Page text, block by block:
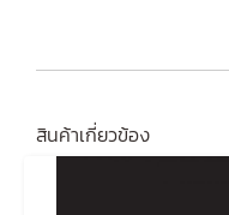
สินค้าเกี่ยวข้อง